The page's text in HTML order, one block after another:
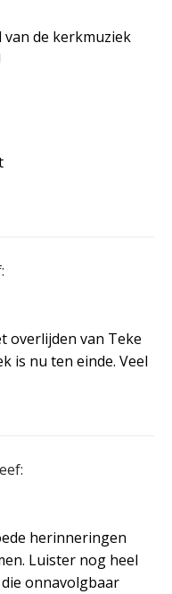
van de kerkmuziek
overlijden van Teke
is nu ten einde. Veel
herinneringen
Luister nog heel
onnavolgbaar